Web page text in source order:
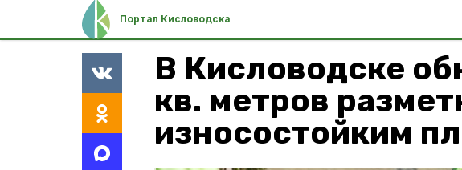
Портал Кисловодска
В Кисловодске
кв. метров
износостойким